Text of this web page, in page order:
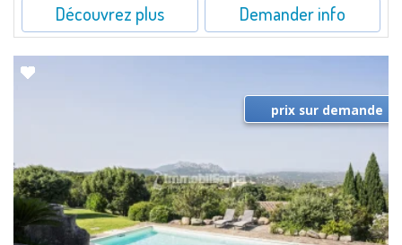
Découvrez plus Demander info
prix sur demande